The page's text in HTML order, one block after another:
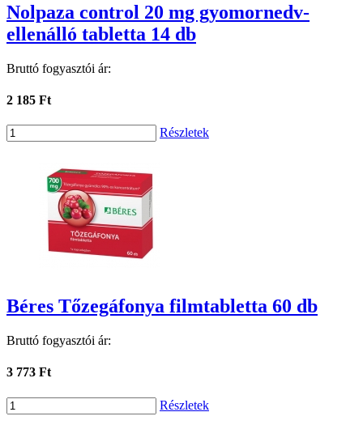
Nolpaza control 20 mg gyomornedv-
ellenálló tabletta 14 db
Bruttó fogyasztói ár:
2 185 Ft
Részletek
Béres Tőzegáfonya filmtabletta 60 db
Bruttó fogyasztói ár:
3 773 Ft
Részletek